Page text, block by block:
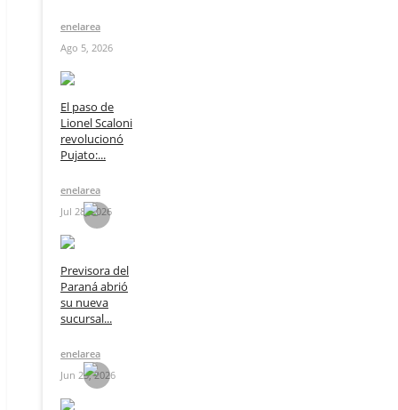
enelarea
Ago 5, 2026
El paso de
Lionel Scaloni
revolucionó
Pujato:...
enelarea
Jul 28, 2026
Previsora del
Paraná abrió
su nueva
sucursal...
enelarea
Jun 23, 2026